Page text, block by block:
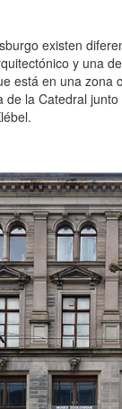
existen
y una
está en una zona
de la Catedral